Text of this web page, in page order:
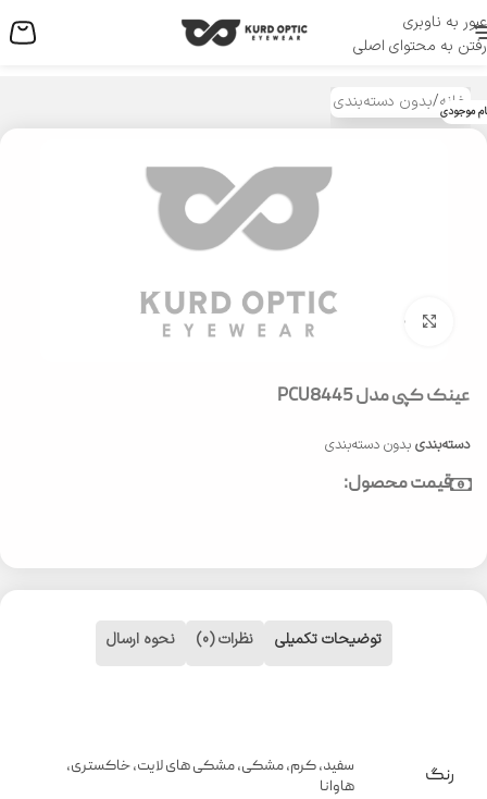
عبور به ناوبری
رفتن به محتوای اصلی
منو
خانه/بدون دسته‌بندی موجودی
بزرگنمایی تصویر
عینک کپی مدل PCU8445
دسته‌بندی بدون دسته‌بندی
قیمت محصول:
توضیحات تکمیلی نظرات (0) نحوه ارسال
رنگ سفید,کرم,مشکی,مشکی های لایت,خاکستری,
هاوانا